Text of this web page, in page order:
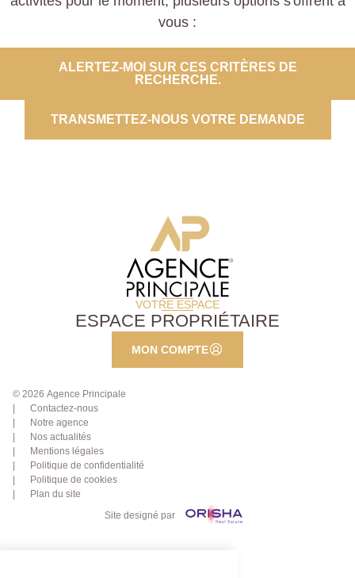
vous :
ALERTEZ-MOI SUR CES CRITÈRES DE
RECHERCHE.
TRANSMETTEZ-NOUS VOTRE DEMANDE
VOTRE ESPACE
ESPACE PROPRIÉTAIRE
MON COMPTE
© 2026 Agence Principale
Contactez-nous
Notre agence
Nos actualités
Mentions légales
Politique de confidentialité
Politique de cookies
Plan du site
Site designé par